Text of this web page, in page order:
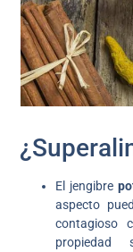
El jengibre
aspecto
contagioso